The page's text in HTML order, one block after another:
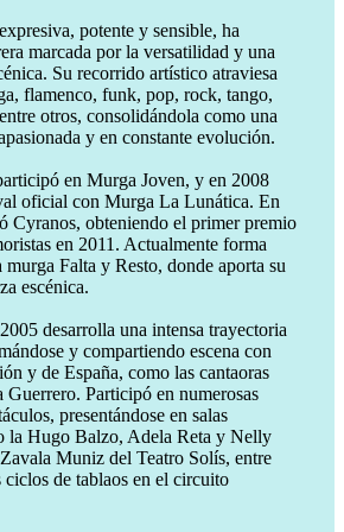
potente y sensible, ha
marcada por la versatilidad y una
Su recorrido artístico atraviesa
flamenco, funk, pop, rock, tango,
otros, consolidándola como una
y en constante evolución.
en Murga Joven, y en 2008
oficial con Murga La Lunática. En
Cyranos, obteniendo el primer premio
en 2011. Actualmente forma
murga Falta y Resto, donde aporta su
escénica.
desarrolla una intensa trayectoria
y compartiendo escena con
y de España, como las cantaoras
Participó en numerosas
presentándose en salas
la Hugo Balzo, Adela Reta y Nelly
Muniz del Teatro Solís, entre
ciclos de tablaos en el circuito